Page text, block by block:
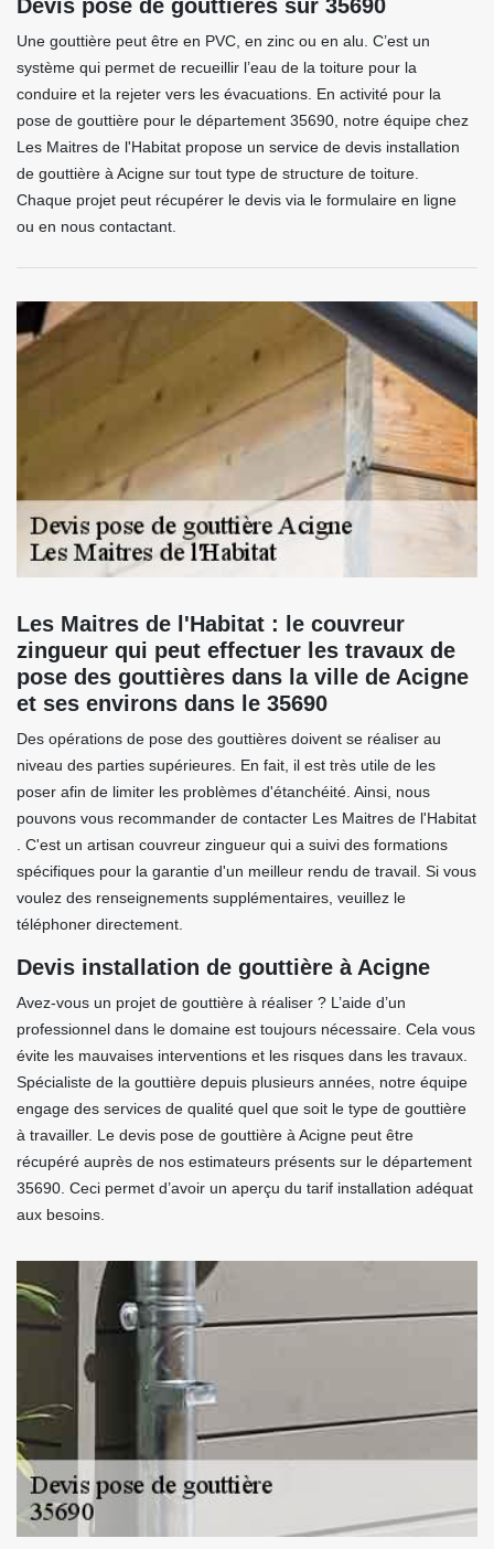
Devis pose de gouttières sur 35690
Une gouttière peut être en PVC, en zinc ou en alu. C’est un
système qui permet de recueillir l’eau de la toiture pour la
conduire et la rejeter vers les évacuations. En activité pour la
pose de gouttière pour le département 35690, notre équipe chez
Les Maitres de l'Habitat propose un service de devis installation
de gouttière à Acigne sur tout type de structure de toiture.
Chaque projet peut récupérer le devis via le formulaire en ligne
ou en nous contactant.
Les Maitres de l'Habitat : le couvreur
zingueur qui peut effectuer les travaux de
pose des gouttières dans la ville de Acigne
et ses environs dans le 35690
Des opérations de pose des gouttières doivent se réaliser au
niveau des parties supérieures. En fait, il est très utile de les
poser afin de limiter les problèmes d'étanchéité. Ainsi, nous
pouvons vous recommander de contacter Les Maitres de l'Habitat
. C'est un artisan couvreur zingueur qui a suivi des formations
spécifiques pour la garantie d'un meilleur rendu de travail. Si vous
voulez des renseignements supplémentaires, veuillez le
téléphoner directement.
Devis installation de gouttière à Acigne
Avez-vous un projet de gouttière à réaliser ? L’aide d’un
professionnel dans le domaine est toujours nécessaire. Cela vous
évite les mauvaises interventions et les risques dans les travaux.
Spécialiste de la gouttière depuis plusieurs années, notre équipe
engage des services de qualité quel que soit le type de gouttière
à travailler. Le devis pose de gouttière à Acigne peut être
récupéré auprès de nos estimateurs présents sur le département
35690. Ceci permet d’avoir un aperçu du tarif installation adéquat
aux besoins.